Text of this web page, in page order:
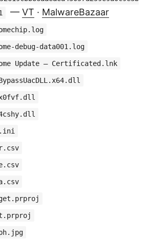
— VT · MalwareBazaar
debug-data001.log
Update – Certificated.lnk